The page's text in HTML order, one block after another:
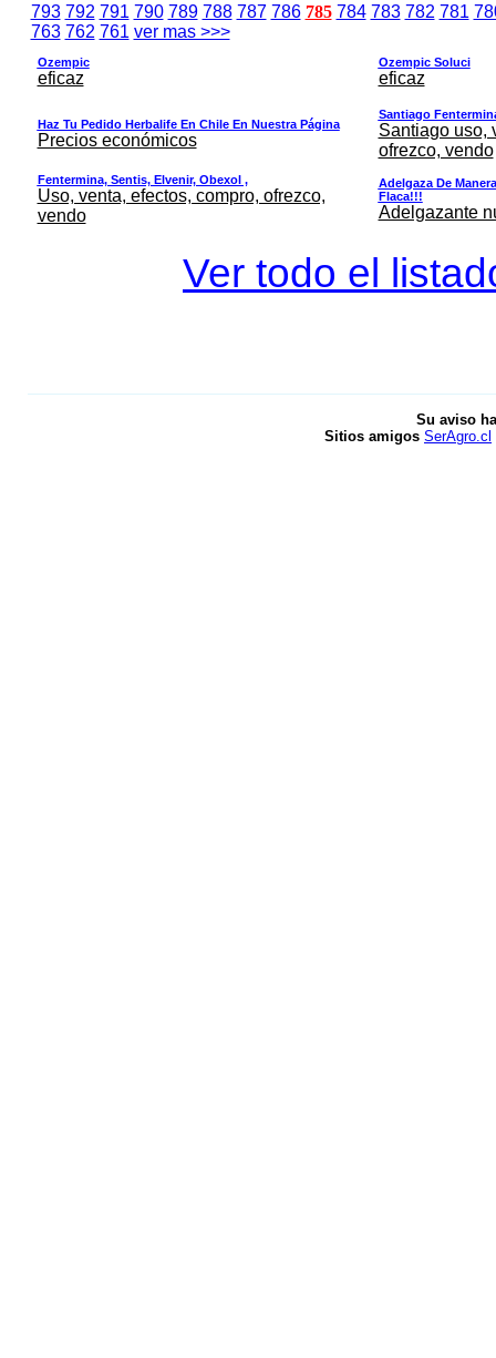
793 792 791 790 789 788 787 786 785 784 783 782 781
763 762 761 ver mas >>>
Ozempic
eficaz
Ozempic Soluci
eficaz
Haz Tu Pedido Herbalife En Chile En Nuestra Página
Precios económicos
Santiago
Santiago uso,
ofrezco, vendo
Fentermina, Sentis, Elvenir, Obexol ,
Uso, venta, efectos, compro, ofrezco,
vendo
Adelgaza De
Flaca!!!
Adelgazante
Ver todo el
Su aviso
Sitios amigos SerAgro.cl